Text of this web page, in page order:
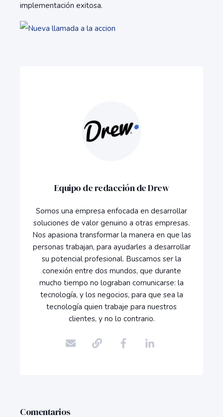
implementación exitosa.
Equipo de redacción de Drew
Somos una empresa enfocada en desarrollar
soluciones de valor genuino a otras empresas.
Nos apasiona transformar la manera en que las
personas trabajan, para ayudarles a desarrollar
su potencial profesional. Buscamos ser la
conexión entre dos mundos, que durante
mucho tiempo no lograban comunicarse: la
tecnología, y los negocios, para que sea la
tecnología quien trabaje para nuestros
clientes, y no lo contrario.
Comentarios